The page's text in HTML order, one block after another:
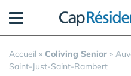
Accueil » Coliving Senior »
Saint-Just-Saint-Rambert